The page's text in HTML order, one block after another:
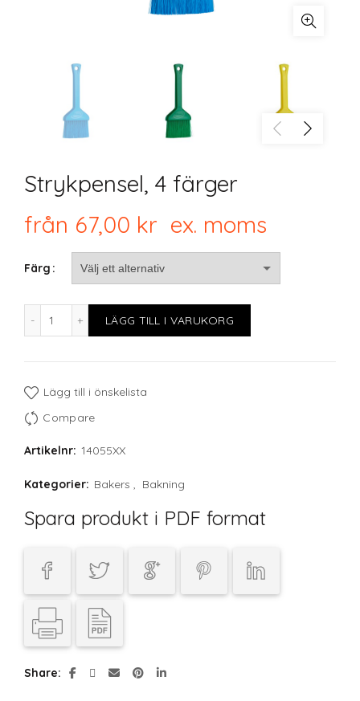
Strykpensel, 4 färger
från 67,00 kr ex. moms
Färg
Strykpensel, 4 färger mängd
LÄGG TILL I VARUKORG
Lägg till i önskelista
Compare
Artikelnr: 14055XX
Kategorier: Bakers , Bakning
Spara produkt i PDF format
Share